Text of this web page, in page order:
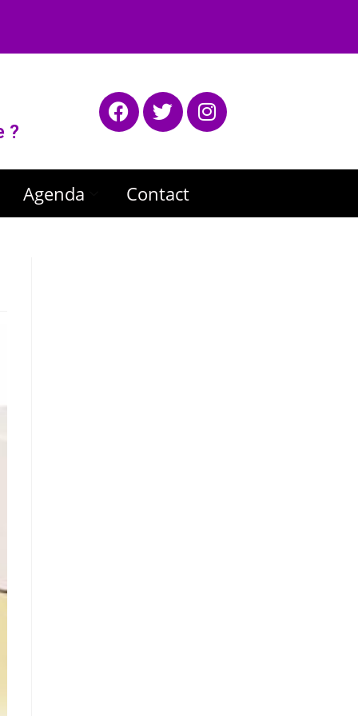
?
Agenda Contact